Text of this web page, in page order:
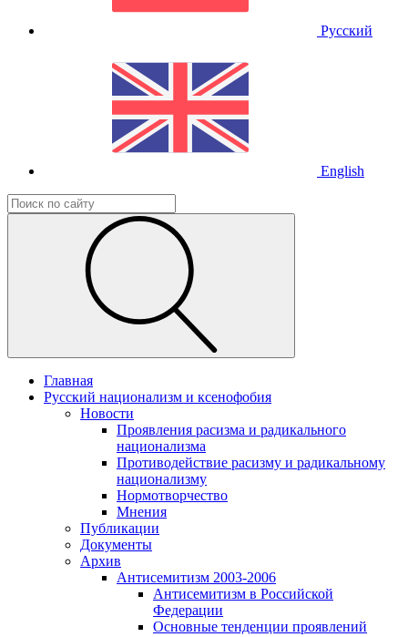
Русский
English
Главная
Русский национализм и ксенофобия
Новости
Проявления расизма и радикального
национализма
Противодействие расизму и радикальному
национализму
Нормотворчество
Мнения
Публикации
Документы
Архив
Антисемитизм 2003-2006
Антисемитизм в Российской
Федерации
Основные тенденции проявлений